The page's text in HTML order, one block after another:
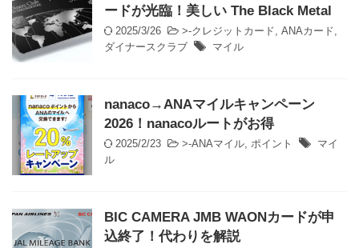
ードが光臨！美しい The Black Metal
2025/3/26 >-クレジットカード, ANAカード,
ダイナースクラブ
マイル
nanaco→ANAマイルキャンペーン
2026！nanacoルートがお得
2025/2/23 >-ANAマイル, ポイント
マイ
ル
BIC CAMERA JMB WAONカードが申
込終了！代わりを解説